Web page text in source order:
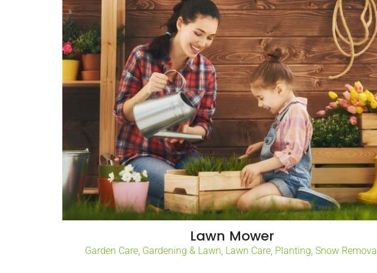
Lawn Mower
Garden Care, Gardening & Lawn, Lawn Care, Planting, Snow Removal